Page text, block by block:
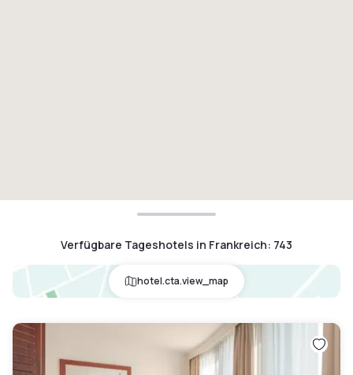
Verfügbare Tageshotels in Frankreich: 743
hotel.cta.view_map